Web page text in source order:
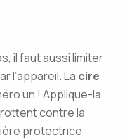
il faut aussi limiter
l’appareil. La cire
un ! Applique-la
contre la
protectrice